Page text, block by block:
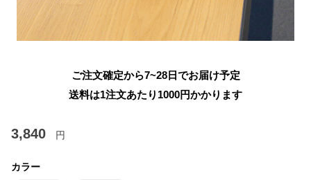
ご注文確定から7~28日でお届け予定
送料は1注文あたり 1000円かかります
3,840 円
カラー